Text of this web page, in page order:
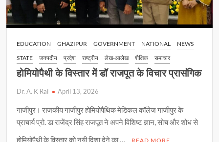
EDUCATION GHAZIPUR GOVERNMENT NATIONAL
NEWS
STATE
जनपदीय प्रदेश राष्ट्रीय लेख-आलेख शैक्षिक समाचार
होमियोपैथी के विस्तार में डॉ राजपूत के विचार प्रासंगिक
Dr. A. K Rai April 13, 2026
गाजीपुर। राजकीय गाजीपुर होमियोपैथिक मेडिकल कॉलेज गाज़ीपुर के
प्राचार्य प्रो. डा राजेंद्र सिंह राजपूत ने अपने विशिष्ट ज्ञान, सोच और शोध से
होमियोपैथी के विस्तार को नयी दिशा देने का …
READ MORE